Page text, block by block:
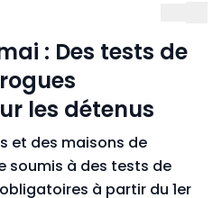
: Des tests de
les détenus
et des maisons de
soumis à des tests de
à partir du 1er